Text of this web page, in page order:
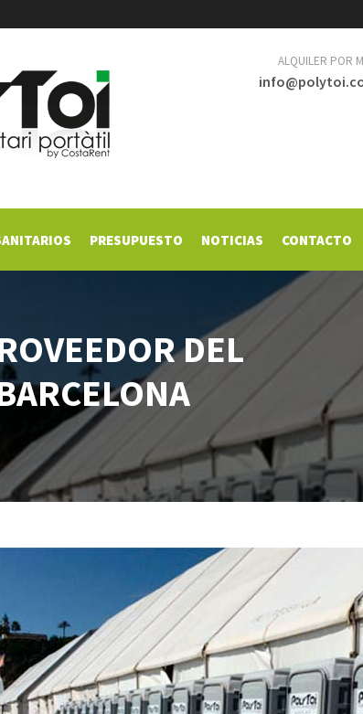
ALQUILER POR
PRESUPUESTO NOTICIAS CONTACTO
DEL